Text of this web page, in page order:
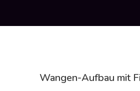
Wangen-Aufbau mit